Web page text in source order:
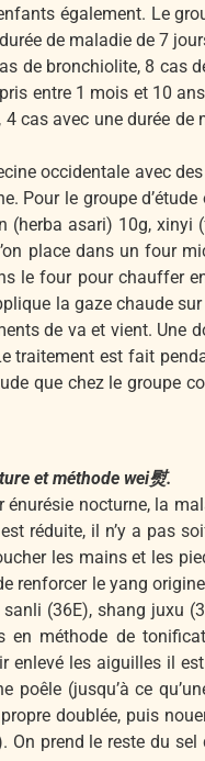
également. Le
de maladie de 7
de bronchiolite, 8 cas
entre 1 mois et 10
cas avec une durée
occidentale avec
Pour le groupe
asari) 10g,
place dans un four
le four pour chauffer
la gaze chaude
de va et vient. Une
est fait
que chez le groupe
et méthode wei熨.
nocturne, la
réduite, il n’y a pas
les mains et les
renforcer le yang
(36E), shang juxu
méthode de
les aiguilles il
(jusqu’à ce
doublée, puis
prend le reste du